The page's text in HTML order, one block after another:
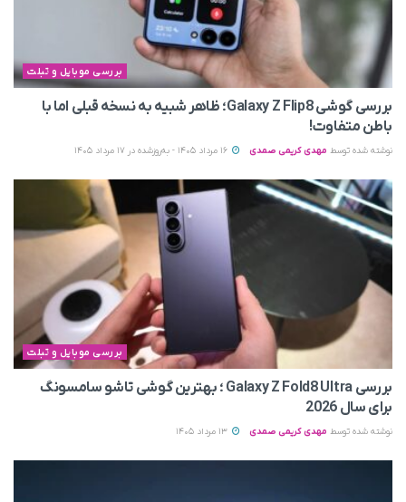
بررسی موبایل و تبلت
بررسی گوشی Galaxy Z Flip8؛ ظاهر شبیه به نسخه قبلی اما با
باطن متفاوت!
نوشته شده توسط مهدی کریمی صمدی
بررسی موبایل و تبلت
بررسی Galaxy Z Fold8 Ultra ؛ بهترین گوشی تاشو سامسونگ
برای سال 2026
نوشته شده توسط مهدی کریمی صمدی